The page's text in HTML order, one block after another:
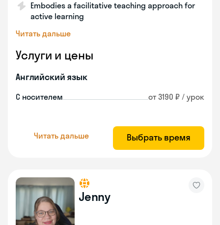
Embodies a facilitative teaching approach for
active learning
Читать дальше
Услуги и цены
Английский язык
С носителем от 3190 ₽ / урок
Читать дальше Выбрать время
Jenny